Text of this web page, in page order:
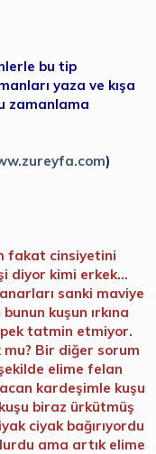
bu tip
yaza ve kışa
zamanlama
)
fakat cinsiyetini
diyor kimi erkek...
sanki maviye
kuşun ırkına
pek tatmin etmiyor.
Bir diğer sorum
elime felan
kardeşimle kuşu
kuşu biraz ürkütmüş
ciyak bağırıyordu
ama artık elime